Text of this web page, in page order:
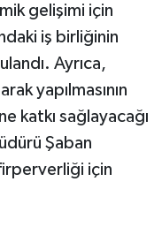
gelişimi için
iş birliğinin
Ayrıca,
yapılmasının
katkı sağlayacağı
Şaban
için